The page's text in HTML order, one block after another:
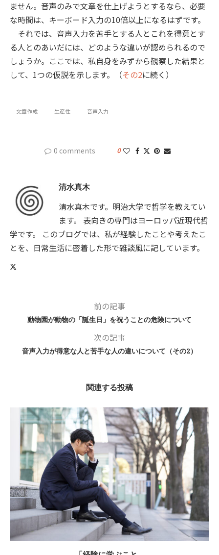
ません。音声のみで文章を仕上げようとするなら、必要
な時間は、キーボード入力の10倍以上になるはずです。
それでは、音声入力を苦手とする人とこれを得意とす
る人とのあいだには、どのような違いが認められるので
しょうか。ここでは、私自身をみずから観察した結果と
して、1つの仮説を示します。（その2に続く）
文章作成 生産性 音声入力
0 comments 0
清水真木
清水真木です。明治大学で哲学を教えてい
ます。 表向きの専門はヨーロッパ近現代哲
学です。 このブログでは、私が経験したことや考えたこ
とを、日常生活に密着した形で雑談風に記しています。
前の記事
動物園が動物の「誕生日」を祝うことの危険について
次の記事
音声入力が得意な人と苦手な人の違いについて（その2）
関連する投稿